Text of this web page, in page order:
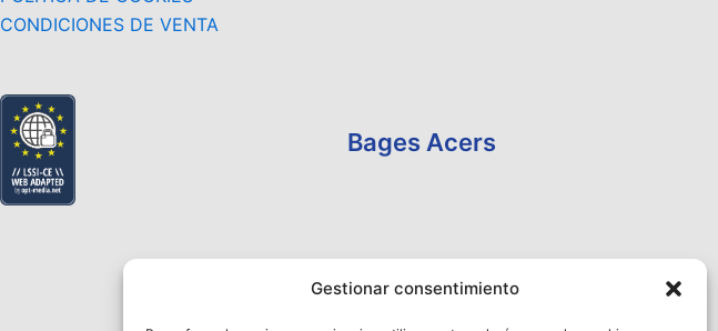
Gestionar consentimiento
CONDICIONES DE VENTA
Bages Acers